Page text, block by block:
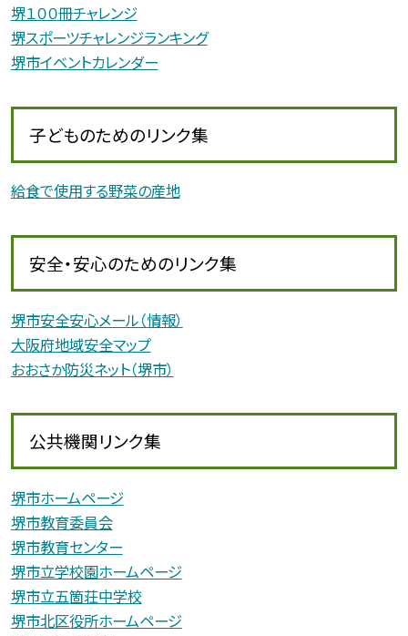
堺１００冊チャレンジ
堺スポーツチャレンジランキング
堺市イベントカレンダー
子どものためのリンク集
給食で使用する野菜の産地
安全・安心のためのリンク集
堺市安全安心メール（情報）
大阪府地域安全マップ
おおさか防災ネット（堺市）
公共機関リンク集
堺市ホームページ
堺市教育委員会
堺市教育センター
堺市立学校園ホームページ
堺市立五箇荘中学校
堺市北区役所ホームページ